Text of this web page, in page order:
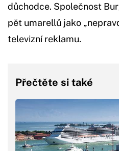
důchodce. Společnost
pět umarellů jako
televizní reklamu.
Přečtěte si také